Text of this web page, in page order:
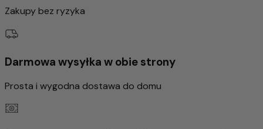
Zakupy bez ryzyka
Darmowa wysyłka w obie strony
Prosta i wygodna dostawa do domu